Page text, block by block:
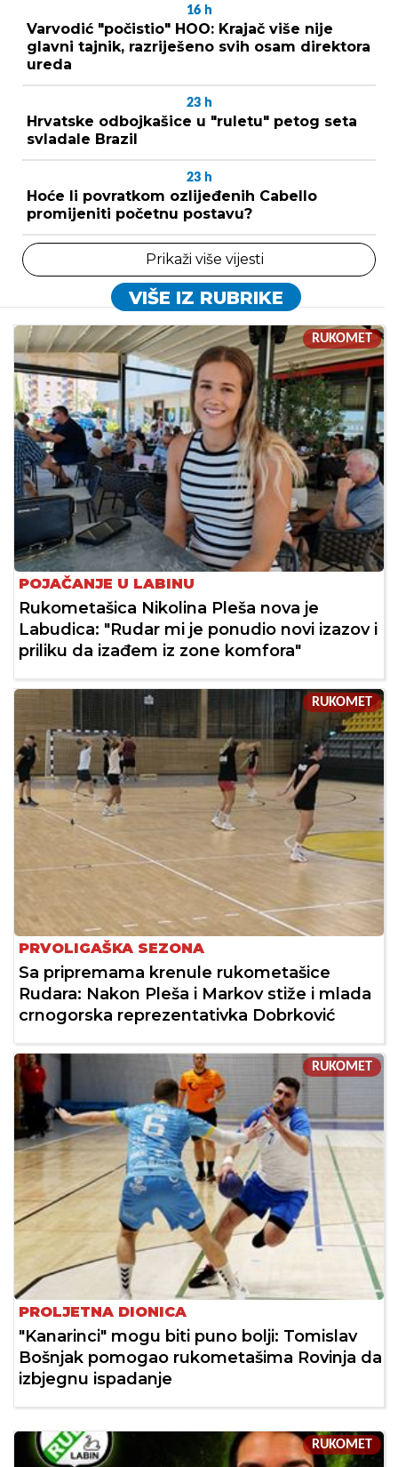
16 h
Varvodić "počistio" HOO: Krajač više nije
glavni tajnik, razriješeno svih osam direktora
ureda
23 h
Hrvatske odbojkašice u "ruletu" petog seta
svladale Brazil
23 h
Hoće li povratkom ozlijeđenih Cabello
promijeniti početnu postavu?
Prikaži više vijesti
VIŠE IZ RUBRIKE
RUKOMET
POJAČANJE U LABINU
Rukometašica Nikolina Pleša nova je
Labudica: "Rudar mi je ponudio novi izazov i
priliku da izađem iz zone komfora"
RUKOMET
PRVOLIGAŠKA SEZONA
Sa pripremama krenule rukometašice
Rudara: Nakon Pleša i Markov stiže i mlada
crnogorska reprezentativka Dobrković
RUKOMET
PROLJETNA DIONICA
"Kanarinci" mogu biti puno bolji: Tomislav
Bošnjak pomogao rukometašima Rovinja da
izbjegnu ispadanje
RUKOMET